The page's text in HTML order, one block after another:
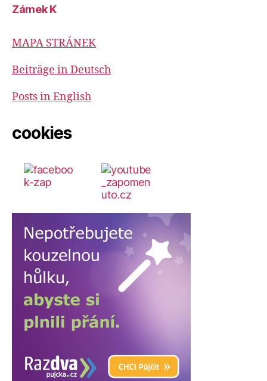
Zámek K
MAPA STRÁNEK
Beiträge in Deutsch
Posts in English
cookies